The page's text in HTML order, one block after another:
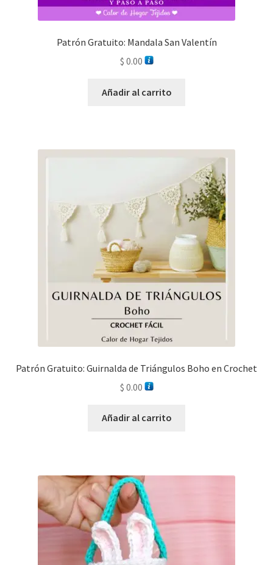
Patrón Gratuito: Mandala San Valentín
$ 0.00
Añadir al carrito
Patrón Gratuito: Guirnalda de Triángulos Boho en Crochet
$ 0.00
Añadir al carrito